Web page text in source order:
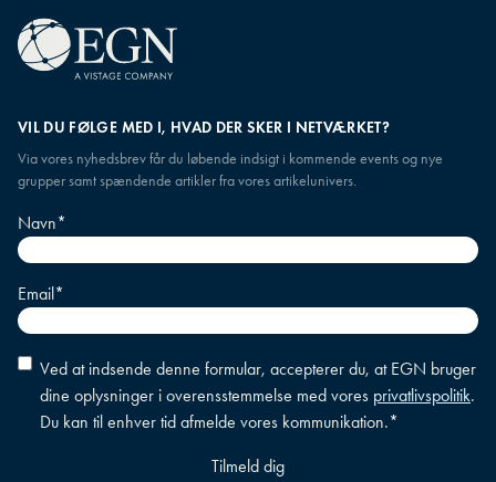
VIL DU FØLGE MED I, HVAD DER SKER I NETVÆRKET?
Via vores nyhedsbrev får du løbende indsigt i kommende events og nye
grupper samt spændende artikler fra vores artikelunivers.
Navn*
Email*
Accepter
betingelser*
Ved at indsende denne formular, accepterer du, at EGN bruger
dine oplysninger i overensstemmelse med vores privatlivspolitik.
Du kan til enhver tid afmelde vores kommunikation.*